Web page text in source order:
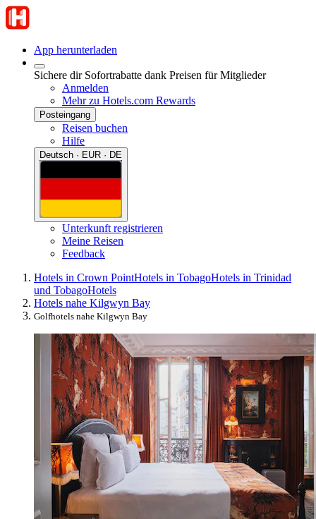
App herunterladen
Sichere dir Sofortrabatte dank Preisen für Mitglieder
Anmelden
Mehr zu Hotels.com Rewards
Posteingang
Reisen buchen
Hilfe
Deutsch · EUR · DE
Unterkunft registrieren
Meine Reisen
Feedback
Hotels in Crown PointHotels in TobagoHotels in Trinidad
und TobagoHotels
Hotels nahe Kilgwyn Bay
Golfhotels nahe Kilgwyn Bay